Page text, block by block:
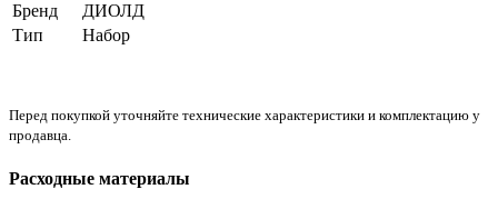
Бренд
ДИОЛД
Тип
Набор
Перед покупкой уточняйте технические характеристики и комплектацию у
продавца.
Расходные материалы